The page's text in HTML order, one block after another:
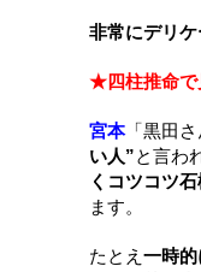
非常にデリ
★四柱推命
宮本「黒田
い人”と言わ
くコツコツ
ます。
たとえ 一時